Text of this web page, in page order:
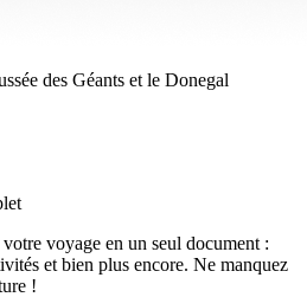
des Géants et le Donegal
voyage en un seul document :
et bien plus encore. Ne manquez
!